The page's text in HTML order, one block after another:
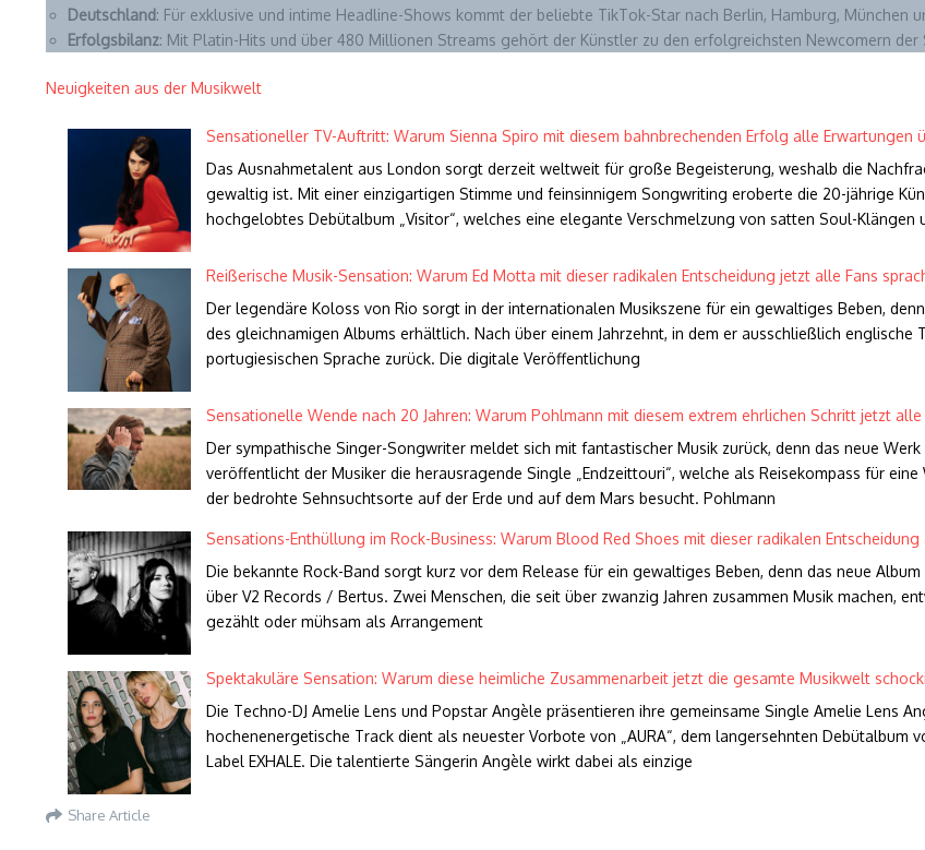
Deutschland: Für exklusive und intime Headline-Shows kommt der beliebte TikTok-Star nach Berlin, Hamburg, München
Erfolgsbilanz: Mit Platin-Hits und über 480 Millionen Streams gehört der Künstler zu den erfolgreichsten Newcomern der
Neuigkeiten aus der Musikwelt
Sensationeller TV-Auftritt: Warum Sienna Spiro mit diesem bahnbrechenden Erfolg alle
Das Ausnahmetalent aus London sorgt derzeit weltweit für große Begeisterung, weshalb die
gewaltig ist. Mit einer einzigartigen Stimme und feinsinnigem Songwriting eroberte die 20-jährige
hochgelobtes Debütalbum „Visitor“, welches eine elegante Verschmelzung von satten Soul-Klängen
Reißerische Musik-Sensation: Warum Ed Motta mit dieser radikalen Entscheidung jetzt alle Fans
Der legendäre Koloss von Rio sorgt in der internationalen Musikszene für ein gewaltiges Beben,
des gleichnamigen Albums erhältlich. Nach über einem Jahrzehnt, in dem er ausschließlich
portugiesischen Sprache zurück. Die digitale Veröffentlichung
Sensationelle Wende nach 20 Jahren: Warum Pohlmann mit diesem extrem ehrlichen Schritt jetzt
Der sympathische Singer-Songwriter meldet sich mit fantastischer Musik zurück, denn das neue
veröffentlicht der Musiker die herausragende Single „Endzeittouri“, welche als Reisekompass für
der bedrohte Sehnsuchtsorte auf der Erde und auf dem Mars besucht. Pohlmann
Sensations-Enthüllung im Rock-Business: Warum Blood Red Shoes mit dieser radikalen
Die bekannte Rock-Band sorgt kurz vor dem Release für ein gewaltiges Beben, denn das neue
über V2 Records / Bertus. Zwei Menschen, die seit über zwanzig Jahren zusammen Musik machen,
gezählt oder mühsam als Arrangement
Spektakuläre Sensation: Warum diese heimliche Zusammenarbeit jetzt die gesamte Musikwelt
Die Techno-DJ Amelie Lens und Popstar Angèle präsentieren ihre gemeinsame Single Amelie Lens
hochenenergetische Track dient als neuester Vorbote von „AURA“, dem langersehnten Debütalbum
Label EXHALE. Die talentierte Sängerin Angèle wirkt dabei als einzige
Share Article